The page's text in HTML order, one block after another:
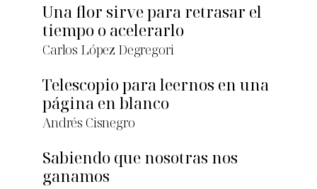
Una flor sirve para retrasar el
tiempo o acelerarlo
Carlos López Degregori
Telescopio para leernos en una
página en blanco
Andrés Cisnegro
Sabiendo que nosotras nos
ganamos